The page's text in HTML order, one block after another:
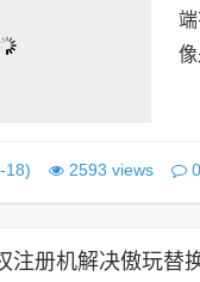
18) 2593 views 0
注册机解决傲玩替